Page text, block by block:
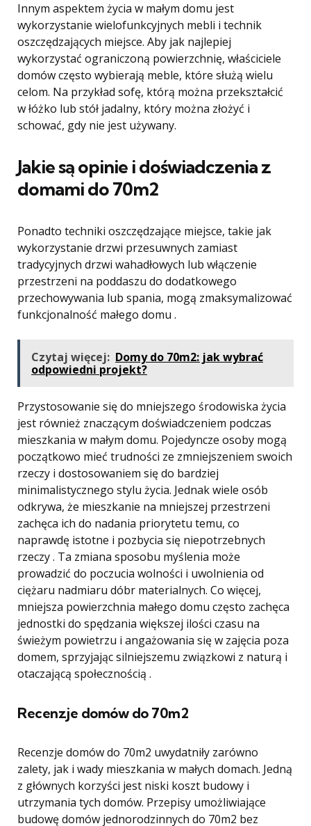
Innym aspektem życia w małym domu jest
wykorzystanie wielofunkcyjnych mebli i technik
oszczędzających miejsce. Aby jak najlepiej
wykorzystać ograniczoną powierzchnię, właściciele
domów często wybierają meble, które służą wielu
celom. Na przykład sofę, którą można przekształcić
w łóżko lub stół jadalny, który można złożyć i
schować, gdy nie jest używany.
Jakie są opinie i doświadczenia z
domami do 70m2
Ponadto techniki oszczędzające miejsce, takie jak
wykorzystanie drzwi przesuwnych zamiast
tradycyjnych drzwi wahadłowych lub włączenie
przestrzeni na poddaszu do dodatkowego
przechowywania lub spania, mogą zmaksymalizować
funkcjonalność małego domu .
Czytaj więcej: Domy do 70m2: jak wybrać
odpowiedni projekt?
Przystosowanie się do mniejszego środowiska życia
jest również znaczącym doświadczeniem podczas
mieszkania w małym domu. Pojedyncze osoby mogą
początkowo mieć trudności ze zmniejszeniem swoich
rzeczy i dostosowaniem się do bardziej
minimalistycznego stylu życia. Jednak wiele osób
odkrywa, że ​​mieszkanie na mniejszej przestrzeni
zachęca ich do nadania priorytetu temu, co
naprawdę istotne i pozbycia się niepotrzebnych
rzeczy . Ta zmiana sposobu myślenia może
prowadzić do poczucia wolności i uwolnienia od
ciężaru nadmiaru dóbr materialnych. Co więcej,
mniejsza powierzchnia małego domu często zachęca
jednostki do spędzania większej ilości czasu na
świeżym powietrzu i angażowania się w zajęcia poza
domem, sprzyjając silniejszemu związkowi z naturą i
otaczającą społecznością .
Recenzje domów do 70m2
Recenzje domów do 70m2 uwydatniły zarówno
zalety, jak i wady mieszkania w małych domach. Jedną
z głównych korzyści jest niski koszt budowy i
utrzymania tych domów. Przepisy umożliwiające
budowę domów jednorodzinnych do 70m2 bez